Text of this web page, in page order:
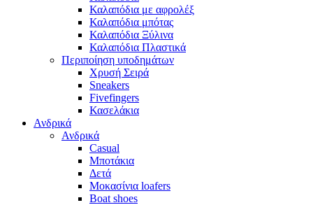
Καλαπόδια με αφρολέξ
Καλαπόδια μπότας
Καλαπόδια Ξύλινα
Καλαπόδια Πλαστικά
Περιποίηση υποδημάτων
Χρυσή Σειρά
Sneakers
Fivefingers
Κασελάκια
Ανδρικά
Ανδρικά
Casual
Μποτάκια
Δετά
Μοκασίνια loafers
Boat shoes